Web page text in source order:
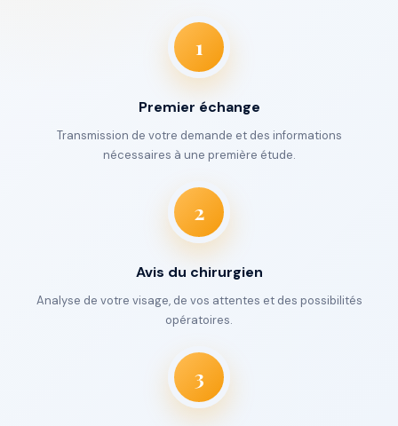
1
Premier échange
Transmission de votre demande et des informations
nécessaires à une première étude.
2
Avis du chirurgien
Analyse de votre visage, de vos attentes et des possibilités
opératoires.
3